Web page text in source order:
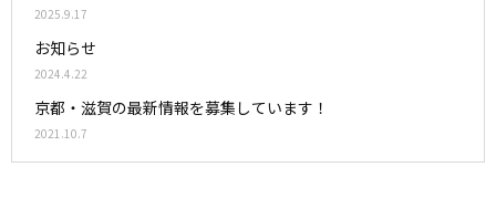
2025.9.17
お知らせ
2024.4.22
京都・滋賀の最新情報を募集しています！
2021.10.7